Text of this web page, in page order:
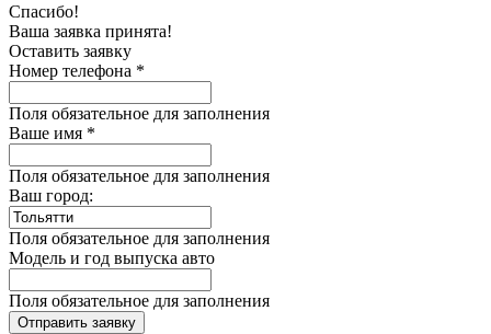
Спасибо!
Ваша заявка принята!
Оставить заявку
Номер телефона *
Поля обязательное для заполнения
Ваше имя *
Поля обязательное для заполнения
Ваш город:
Поля обязательное для заполнения
Модель и год выпуска авто
Поля обязательное для заполнения
Отправить заявку